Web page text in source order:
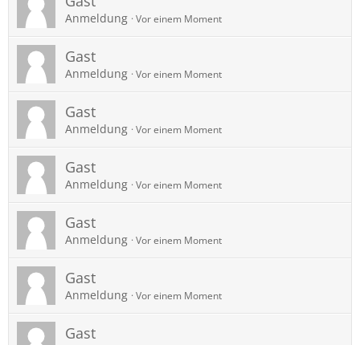
Anmeldung Vor einem Moment
Gast
Anmeldung Vor einem Moment
Gast
Anmeldung Vor einem Moment
Gast
Anmeldung Vor einem Moment
Gast
Anmeldung Vor einem Moment
Gast
Anmeldung Vor einem Moment
Gast